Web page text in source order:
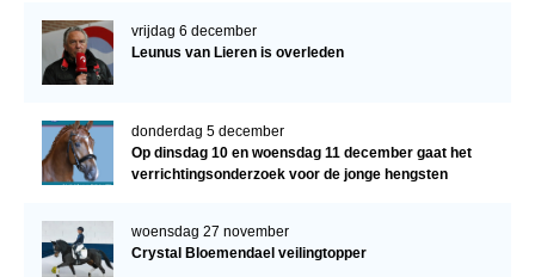
vrijdag 6 december
Leunus van Lieren is overleden
donderdag 5 december
Op dinsdag 10 en woensdag 11 december gaat het
verrichtingsonderzoek voor de jonge hengsten
woensdag 27 november
Crystal Bloemendael veilingtopper